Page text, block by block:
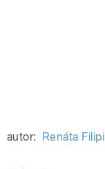
autor: Renáta Filipi